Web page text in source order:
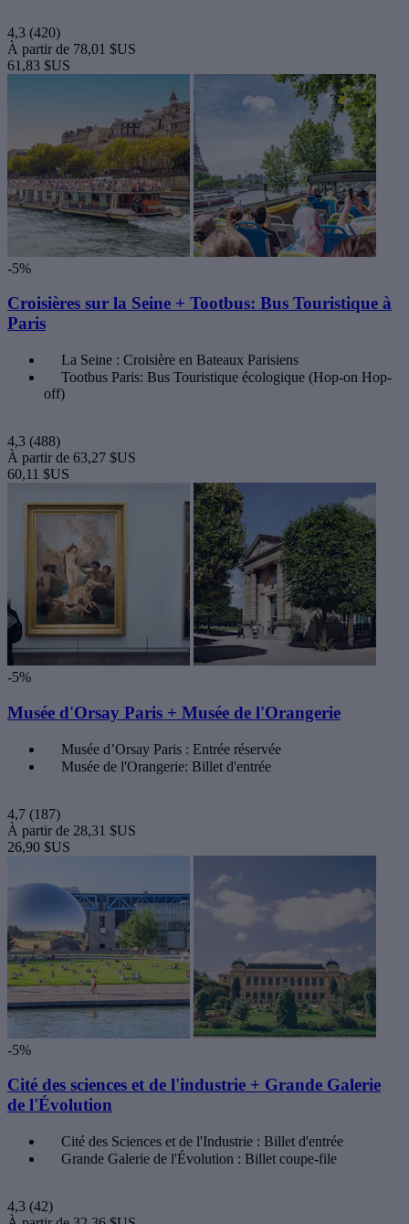
4,3 (420)
À partir de 78,01 $US
61,83 $US
-5%
Croisières sur la Seine + Tootbus: Bus Touristique à
Paris
La Seine : Croisière en Bateaux Parisiens
Tootbus Paris: Bus Touristique écologique (Hop-on Hop-
off)
4,3 (488)
À partir de 63,27 $US
60,11 $US
-5%
Musée d'Orsay Paris + Musée de l'Orangerie
Musée d’Orsay Paris : Entrée réservée
Musée de l'Orangerie: Billet d'entrée
4,7 (187)
À partir de 28,31 $US
26,90 $US
-5%
Cité des sciences et de l'industrie + Grande Galerie
de l'Évolution
Cité des Sciences et de l'Industrie : Billet d'entrée
Grande Galerie de l'Évolution : Billet coupe-file
4,3 (42)